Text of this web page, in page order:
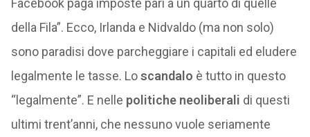
Facebook paga imposte pari a un quarto di quelle
della Fila”. Ecco, Irlanda e Nidvaldo (ma non solo)
sono paradisi dove parcheggiare i capitali ed eludere
legalmente le tasse. Loscandalo è tutto in questo
“legalmente”. E nelle politiche neoliberali di questi
ultimi trent’anni, che nessuno vuole seriamente